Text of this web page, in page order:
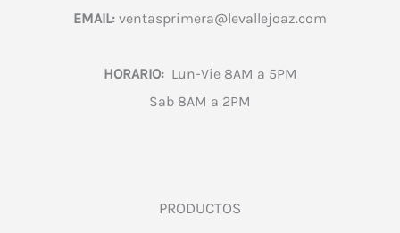
EMAIL: ventasprimera@levallejoaz.com
HORARIO:Lun-Vie 8AM a 5PM
Sab 8AM a 2PM
PRODUCTOS